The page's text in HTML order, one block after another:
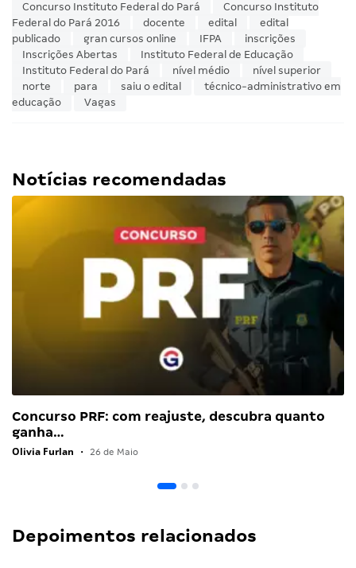
Concurso Instituto Federal do Pará
Concurso Instituto
Federal do Pará 2016
docente edital
edital
publicado
gran cursos online IFPA
inscrições
Inscrições Abertas
Instituto Federal de Educação
Instituto Federal do Pará
nível médio
nível superior
norte
para saiu o edital
técnico-administrativo em
educação
Vagas
Notícias recomendadas
Concurso PRF: com reajuste, descubra quanto
ganha…
Olivia Furlan • 26 de Maio
Depoimentos relacionados